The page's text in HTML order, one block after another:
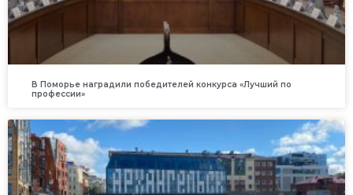
В Поморье наградили победителей конкурса «Лучший по
профессии»